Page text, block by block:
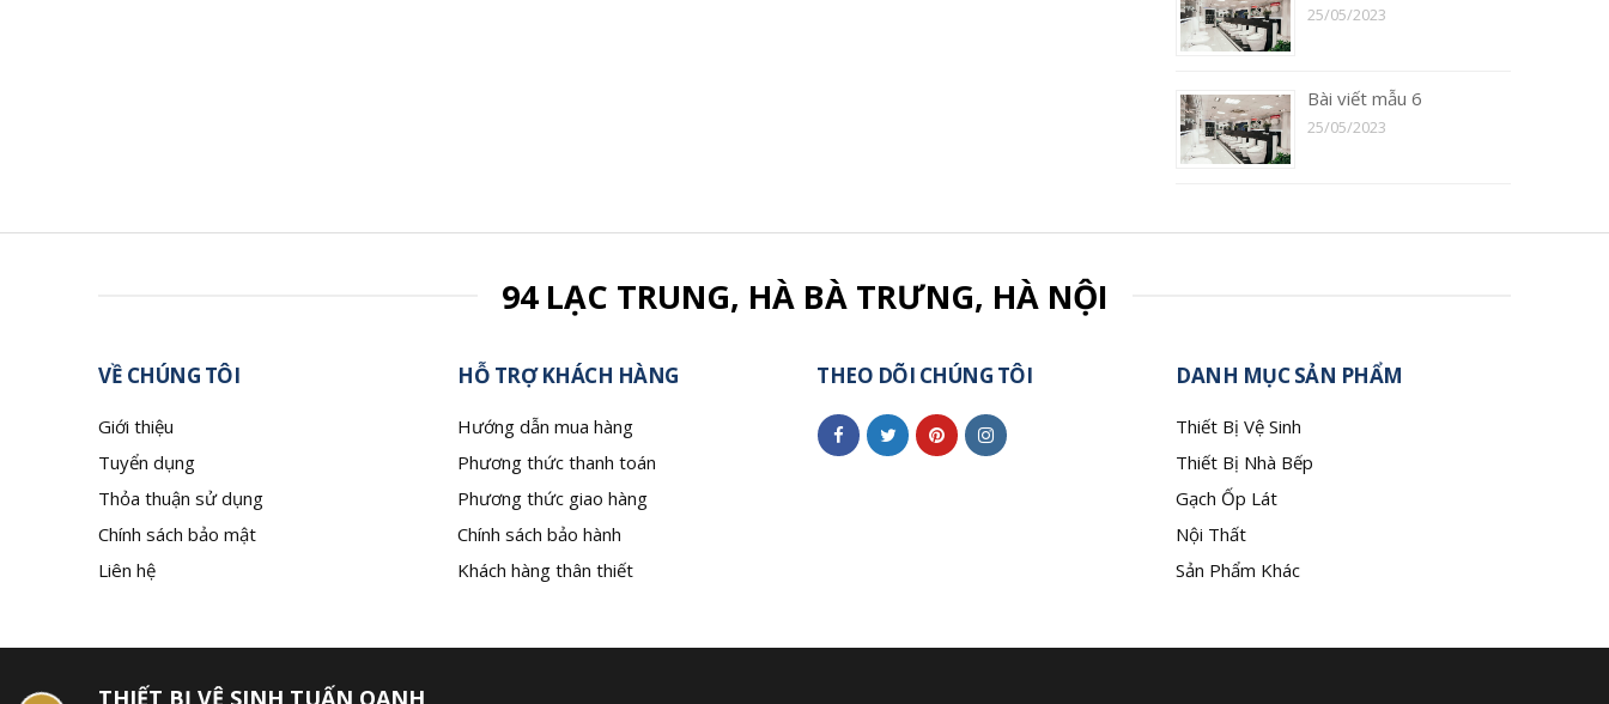
25/05/2023
Bài viết mẫu 6
25/05/2023
94 LẠC TRUNG, HÀ BÀ TRƯNG, HÀ NỘI
VỀ CHÚNG TÔI
Giới thiệu
Tuyển dụng
Thỏa thuận sử dụng
Chính sách bảo mật
Liên hệ
HỖ TRỢ KHÁCH HÀNG
Hướng dẫn mua hàng
Phương thức thanh toán
Phương thức giao hàng
Chính sách bảo hành
Khách hàng thân thiết
THEO DÕI CHÚNG TÔI DANH MỤC SẢN PHẨM
Thiết Bị Vệ Sinh
Thiết Bị Nhà Bếp
Gạch Ốp Lát
Nội Thất
Sản Phẩm Khác
THIẾT BỊ VỆ SINH TUẤN OANH